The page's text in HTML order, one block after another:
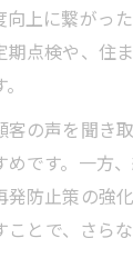
上に繋がっ
期点検や、住
客の声を聞き
です。一方
発防止策の強
ことで、さら